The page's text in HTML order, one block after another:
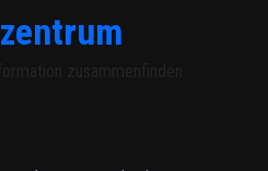
zusammenfinden